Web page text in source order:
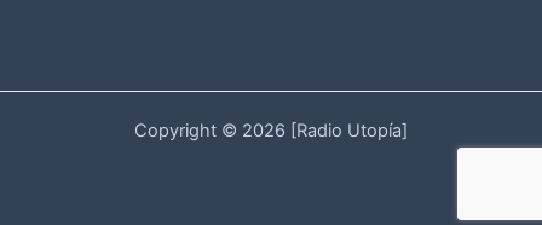
Copyright © 2026 [Radio Utopía]